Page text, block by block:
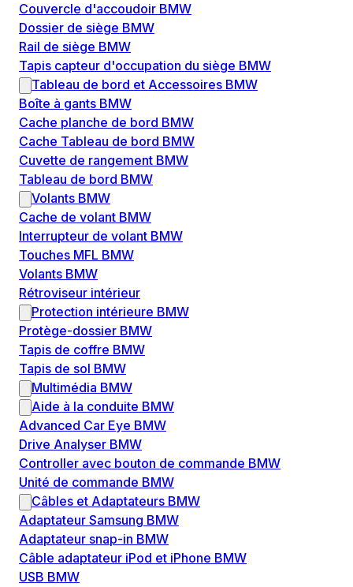
Couvercle d'accoudoir BMW
Dossier de siège BMW
Rail de siège BMW
Tapis capteur d'occupation du siège BMW
Tableau de bord et Accessoires BMW
Boîte à gants BMW
Cache planche de bord BMW
Cache Tableau de bord BMW
Cuvette de rangement BMW
Tableau de bord BMW
Volants BMW
Cache de volant BMW
Interrupteur de volant BMW
Touches MFL BMW
Volants BMW
Rétroviseur intérieur
Protection intérieure BMW
Protège-dossier BMW
Tapis de coffre BMW
Tapis de sol BMW
Multimédia BMW
Aide à la conduite BMW
Advanced Car Eye BMW
Drive Analyser BMW
Controller avec bouton de commande BMW
Unité de commande BMW
Câbles et Adaptateurs BMW
Adaptateur Samsung BMW
Adaptateur snap-in BMW
Câble adaptateur iPod et iPhone BMW
USB BMW